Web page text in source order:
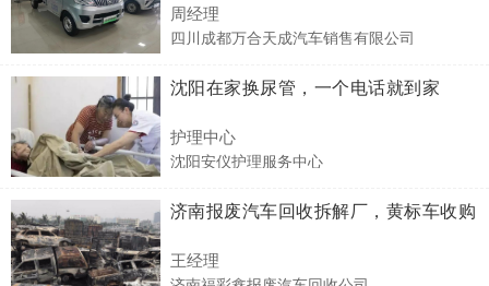
周经理
四川成都万合天成汽车销售有限公司
沈阳在家换尿管，一个电话就到家
护理中心
沈阳安仪护理服务中心
济南报废汽车回收拆解厂，黄标车收购
王经理